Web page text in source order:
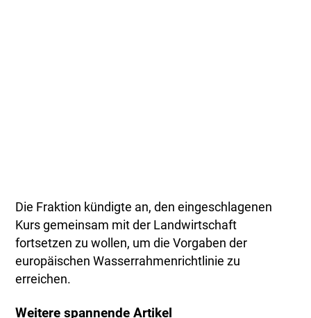
Die Fraktion kündigte an, den eingeschlagenen
Kurs gemeinsam mit der Landwirtschaft
fortsetzen zu wollen, um die Vorgaben der
europäischen Wasserrahmenrichtlinie zu
erreichen.
Weitere spannende Artikel